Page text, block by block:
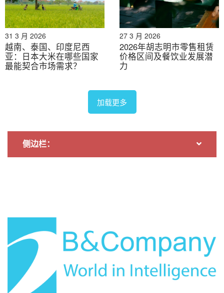
如有任何疑问，请随时与我们联系。.
info@b-company.jp + (84) 28 3910 3913
31 3 月 2026
越南、泰国、印度尼西
亚：日本大米在哪些国家
最能契合市场需求？
27 3 月 2026
2026年胡志明市零售租赁
价格区间及餐饮业发展潜
力
加载更多
侧边栏：